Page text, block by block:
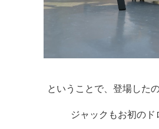
ということで、登場した
ジャックもお初のド